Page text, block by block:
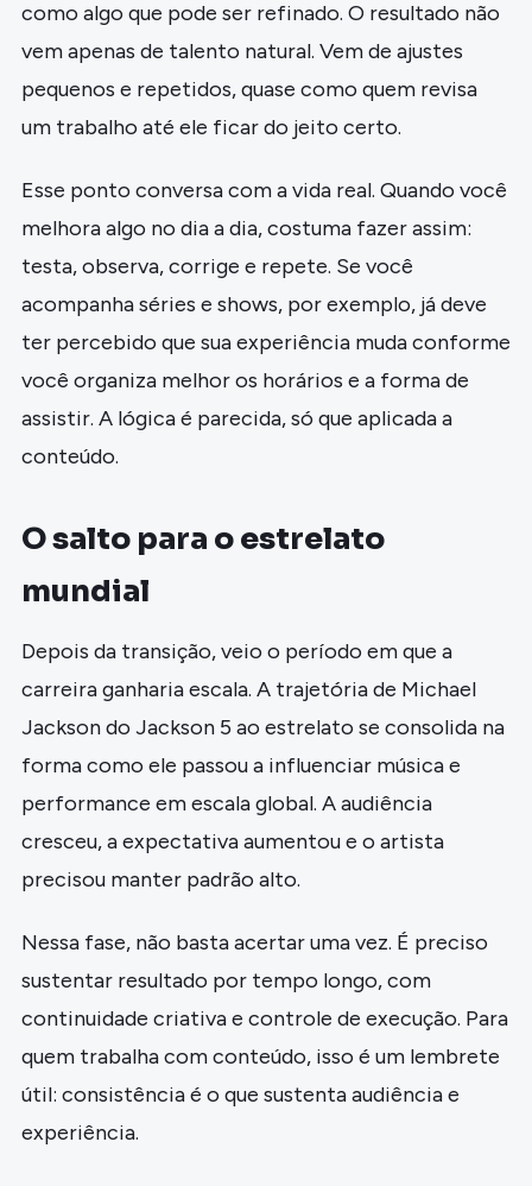
como algo que pode ser refinado. O resultado não
vem apenas de talento natural. Vem de ajustes
pequenos e repetidos, quase como quem revisa
um trabalho até ele ficar do jeito certo.
Esse ponto conversa com a vida real. Quando você
melhora algo no dia a dia, costuma fazer assim:
testa, observa, corrige e repete. Se você
acompanha séries e shows, por exemplo, já deve
ter percebido que sua experiência muda conforme
você organiza melhor os horários e a forma de
assistir. A lógica é parecida, só que aplicada a
conteúdo.
O salto para o estrelato
mundial
Depois da transição, veio o período em que a
carreira ganharia escala. A trajetória de Michael
Jackson do Jackson 5 ao estrelato se consolida na
forma como ele passou a influenciar música e
performance em escala global. A audiência
cresceu, a expectativa aumentou e o artista
precisou manter padrão alto.
Nessa fase, não basta acertar uma vez. É preciso
sustentar resultado por tempo longo, com
continuidade criativa e controle de execução. Para
quem trabalha com conteúdo, isso é um lembrete
útil: consistência é o que sustenta audiência e
experiência.